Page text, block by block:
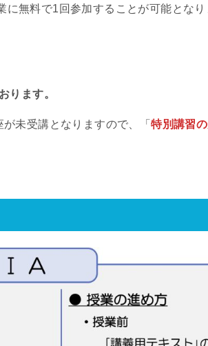
無料で1回参加することが可能とな
ります。
未受講となりますので、「特別講習